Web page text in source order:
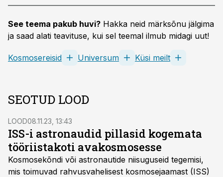
See teema pakub huvi? Hakka neid märksõnu jälgima
ja saad alati teavituse, kui sel teemal ilmub midagi uut!
Kosmosereisid Universum Küsi meilt
SEOTUD LOOD
LOOD08.11.23, 13:43
ISS-i astronaudid pillasid kogemata
tööriistakoti avakosmosesse
Kosmosekõndi või astronautide niisuguseid tegemisi,
mis toimuvad rahvusvahelisest kosmosejaamast (ISS)